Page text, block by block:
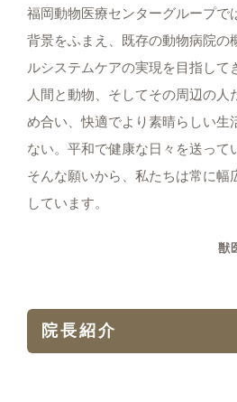
福岡動物医療センターグループで
背景をふまえ、既存の動物病院の
ルシステムケアの実現を目指して
人間と動物、そしてその周辺の人
め合い、快適でより素晴らしい生
ない。平和で健康な日々を送って
そんな願いから、私たちは常に幅
しています。
獣
院長紹介